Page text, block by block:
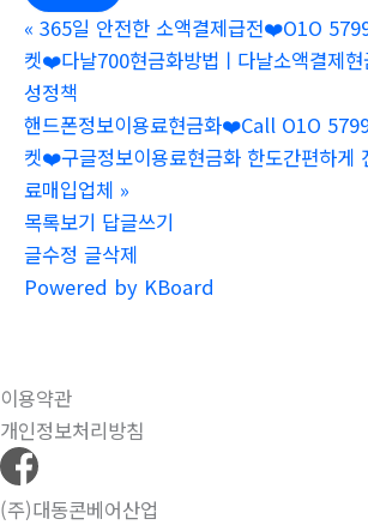
« 365일 안전한 소액결제급전❤️O1O
켓❤️다날700현금화방법ㅣ다날소액결제
성정책
핸드폰정보이용료현금화❤️Call O1O
켓❤️구글정보이용료현금화 한도간편하게
료매입업체 »
목록보기 답글쓰기
글수정 글삭제
Powered by KBoard
이용약관
개인정보처리방침
(주)대동콘베어산업